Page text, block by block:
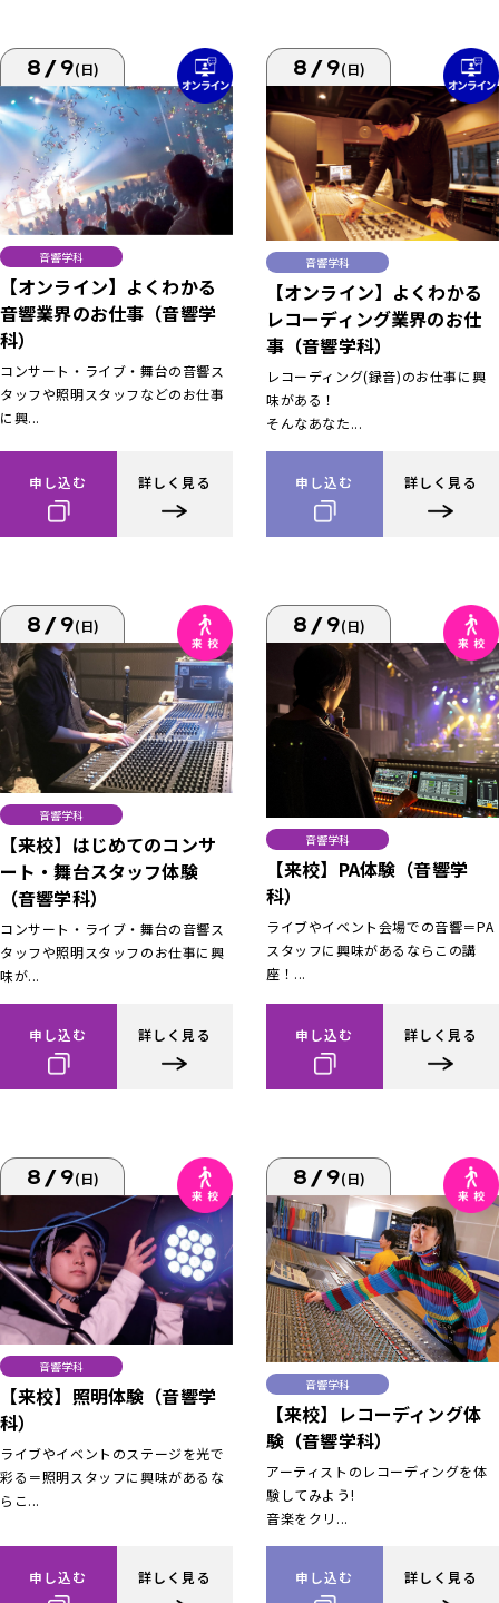
8/9(日)
音響学科
【オンライン】よくわかる
音響業界のお仕事（音響学
科）
コンサート・ライブ・舞台の音響ス
タッフや照明スタッフなどのお仕事
に興...
申し込む 詳しく見る
8/9(日)
音響学科
【オンライン】よくわかる
レコーディング業界のお仕
事（音響学科）
レコーディング(録音)のお仕事に興
味がある！
そんなあなた...
申し込む 詳しく見る
8/9(日)
音響学科
【来校】はじめてのコンサ
ート・舞台スタッフ体験
（音響学科）
コンサート・ライブ・舞台の音響ス
タッフや照明スタッフのお仕事に興
味が...
申し込む 詳しく見る
8/9(日)
音響学科
【来校】PA体験（音響学
科）
ライブやイベント会場での音響＝PA
スタッフに興味があるならこの講
座！...
申し込む 詳しく見る
8/9(日)
音響学科
【来校】照明体験（音響学
科）
ライブやイベントのステージを光で
彩る＝照明スタッフに興味があるな
らこ...
申し込む 詳しく見る
8/9(日)
音響学科
【来校】レコーディング体
験（音響学科）
アーティストのレコーディングを体
験してみよう!
音楽をクリ...
申し込む 詳しく見る